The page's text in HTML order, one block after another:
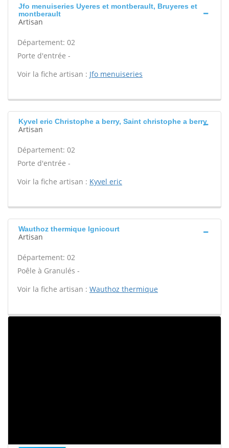
Jfo menuiseries Uyeres et montberault, Bruyeres et
montberault
Artisan
Département: 02
Porte d'entrée -
Voir la fiche artisan : Jfo menuiseries
Kyvel eric Christophe a berry, Saint christophe a berry
Artisan
Département: 02
Porte d'entrée -
Voir la fiche artisan : Kyvel eric
Wauthoz thermique Ignicourt
Artisan
Département: 02
Poêle à Granulés -
Voir la fiche artisan : Wauthoz thermique